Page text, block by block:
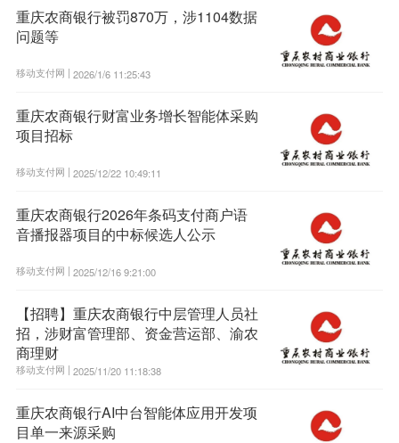
重庆农商银行被罚870万，涉1104数据
问题等
移动支付网 | 2026/1/6 11:25:43
重庆农商银行财富业务增长智能体采购
项目招标
移动支付网 | 2025/12/22 10:49:11
重庆农商银行2026年条码支付商户语
音播报器项目的中标候选人公示
移动支付网 | 2025/12/16 9:21:00
【招聘】重庆农商银行中层管理人员社
招，涉财富管理部、资金营运部、渝农
商理财
移动支付网 | 2025/11/20 11:18:38
重庆农商银行AI中台智能体应用开发项
目单一来源采购